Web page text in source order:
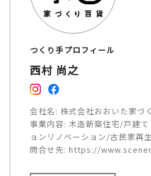
つくり手プロフィール
西村 尚之
会社名: 株式会社おおいた家づ
事業内容: 木造新築住宅/戸建
ョンリノベーション/古民家再生
問合せ先: https://